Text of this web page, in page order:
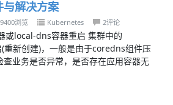
与解决方案
浏览 Kubernetes 2评论
或local-dns容器重启 集群中的
新创建)，一般是由于coredns组件压
业务是否异常，是否存在应用容器无